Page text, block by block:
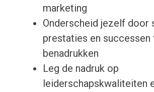
marketing
Onderscheid jezelf door
prestaties en successen
benadrukken
Leg de nadruk op
leiderschapskwaliteiten